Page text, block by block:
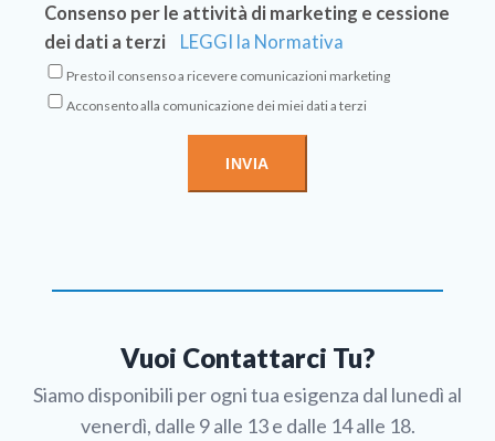
Consenso per le attività di marketing e cessione
dei dati a terzi
LEGGI la Normativa
Presto il consenso a ricevere comunicazioni marketing
Acconsento alla comunicazione dei miei dati a terzi
Vuoi Contattarci Tu?
Siamo disponibili per ogni tua esigenza dal lunedì al
venerdì, dalle 9 alle 13 e dalle 14 alle 18.